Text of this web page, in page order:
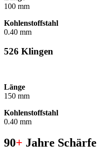
100 mm
Kohlenstoffstahl
0.40 mm
526 Klingen
Länge
150 mm
Kohlenstoffstahl
0.40 mm
90+ Jahre Schärfe